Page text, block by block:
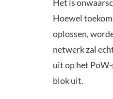
Het is
Hoewel
oplossen,
netwerk zal
uit op het
blok uit.